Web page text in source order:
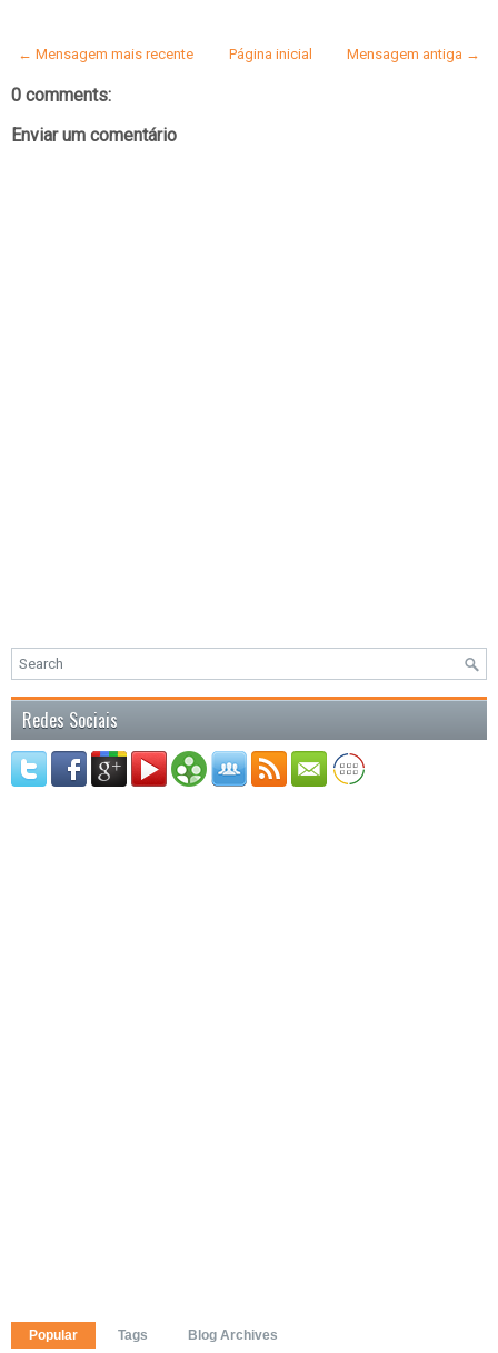
← Mensagem mais recente Mensagem antiga →
Página inicial
0 comments:
Enviar um comentário
Redes Sociais
Popular Tags Blog Archives